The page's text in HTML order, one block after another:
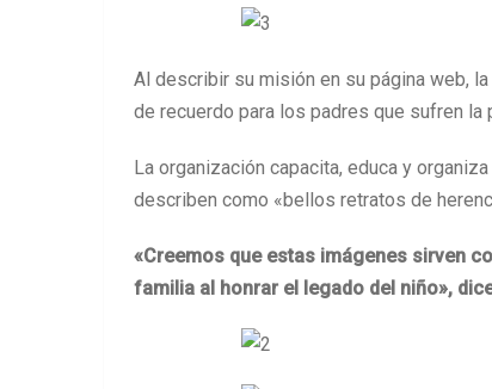
Al describir su misión en su página web,
de recuerdo para los padres que sufren la
La organización capacita, educa y
describen como «bellos retratos de
«Creemos que estas imágenes sirven
familia al honrar el legado del niño»,